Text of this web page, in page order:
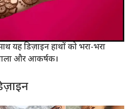
यह डिज़ाइन हाथों को भरा-भरा
और आकर्षक।